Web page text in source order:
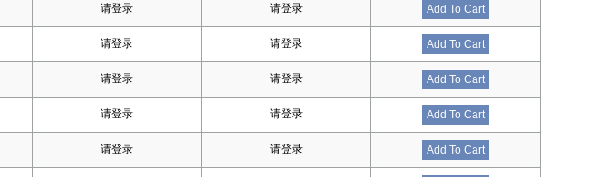
请登录 请登录 Add To Cart
请登录 请登录 Add To Cart
请登录 请登录 Add To Cart
请登录 请登录 Add To Cart
请登录 请登录 Add To Cart